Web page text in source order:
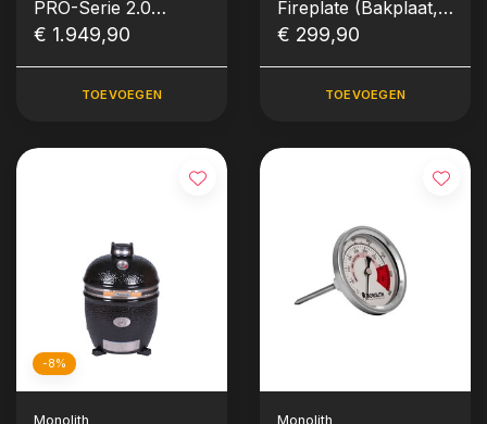
PRO-Serie 2.0
Kamado - Zwart incl.
€ 1.949,90
TOEVOEGEN
Fireplate (Bakplaat,
Classic)
€ 299,90
TOEVOEGEN
-8%
Monolith Monolith